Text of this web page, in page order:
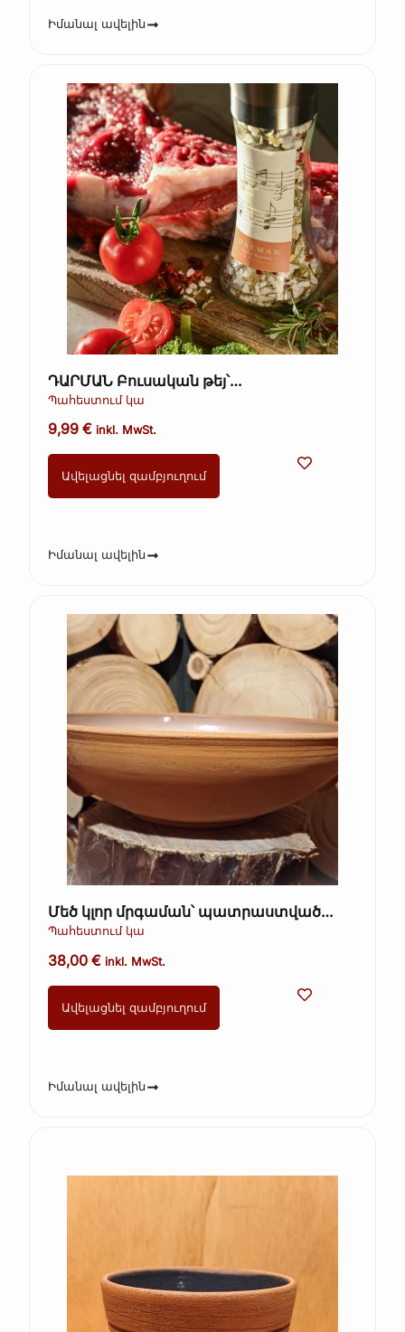
Իմանալ ավելին
ԴԱՐՄԱՆ Բուսական թեյ՝
խոտաբույսերով և մրգերով, գրքի տուփ
Պահեստում կա
9,99€ inkl. MwSt.
Ավելացնել զամբյուղում
Իմանալ ավելին
Մեծ կլոր մրգաման՝ պատրաստված
կավից, ձեռագործ, 1 հատ։
Պահեստում կա
38,00€ inkl. MwSt.
Ավելացնել զամբյուղում
Իմանալ ավելին